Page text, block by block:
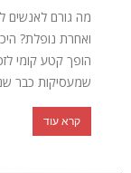
מה גורם לאנשים
ואחרת נופלת?
הופך קטע קומי
שמעסיקות כבר
קרא עוד